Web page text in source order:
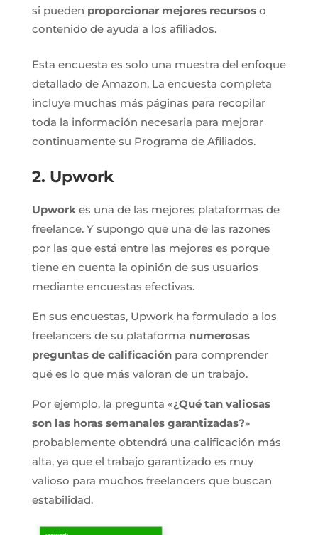
si pueden proporcionar mejores recursoso
contenido de ayuda a los afiliados.
Esta encuesta es solo una muestra del enfoque
detallado de Amazon. La encuesta completa
incluye muchas más páginas para recopilar
toda la información necesaria para mejorar
continuamente su Programa de Afiliados.
2. Upwork
Upworkes una de las mejores plataformas de
freelance. Y supongo que una de las razones
por las que está entre las mejores es porque
tiene en cuenta la opinión de sus usuarios
mediante encuestas efectivas.
En sus encuestas, Upwork ha formulado a los
freelancers de su plataforma numerosas
preguntas de calificaciónpara comprender
qué es lo que más valoran de un trabajo.
Por ejemplo, la pregunta «¿Qué tan valiosas
son las horas semanales garantizadas?»
probablemente obtendrá una calificación más
alta, ya que el trabajo garantizado es muy
valioso para muchos freelancers que buscan
estabilidad.